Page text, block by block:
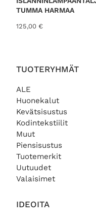
TUOTERYHMÄT
ALE
Huonekalut
Kevätsisustus
Kodintekstiilit
Muut
Piensisustus
Tuotemerkit
Uutuudet
Valaisimet
IDEOITA
e
TUMMA HARMAA
125,00 €